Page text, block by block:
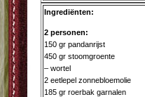
Ingrediënten:
2 personen:
150 gr pandanrijst
450 gr stoomgroente
– wortel
2 eetlepel zonnebloemolie
185 gr roerbak garnalen